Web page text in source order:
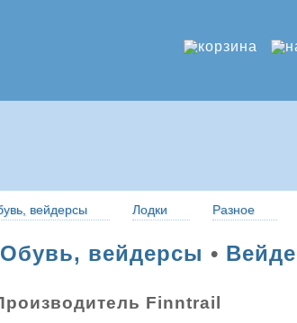
вейдерсы Лодки Разное
Обувь, вейдерсы •
Finntrail